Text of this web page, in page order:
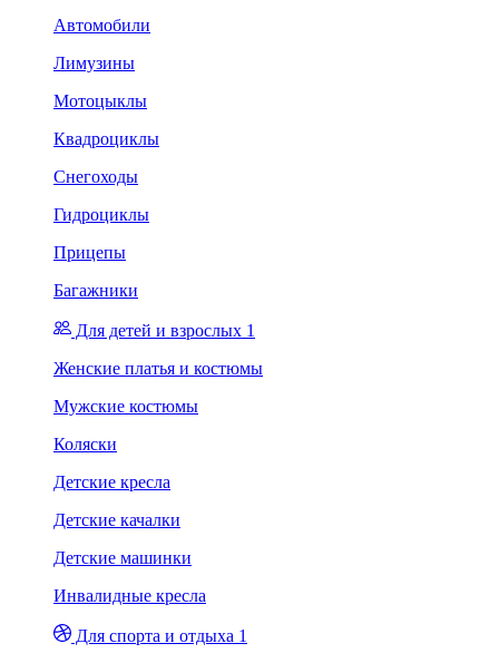
Автомобили
Лимузины
Мотоцыклы
Квадроциклы
Снегоходы
Гидроциклы
Прицепы
Багажники
Для детей и взрослых 1
Женские платья и костюмы
Мужские костюмы
Коляски
Детские кресла
Детские качалки
Детские машинки
Инвалидные кресла
Для спорта и отдыха 1